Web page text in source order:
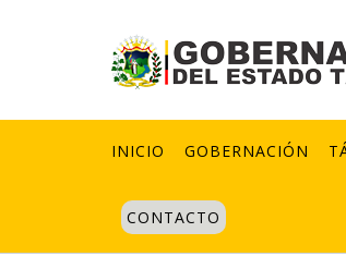
INICIO GOBERNACIÓN
CONTACTO